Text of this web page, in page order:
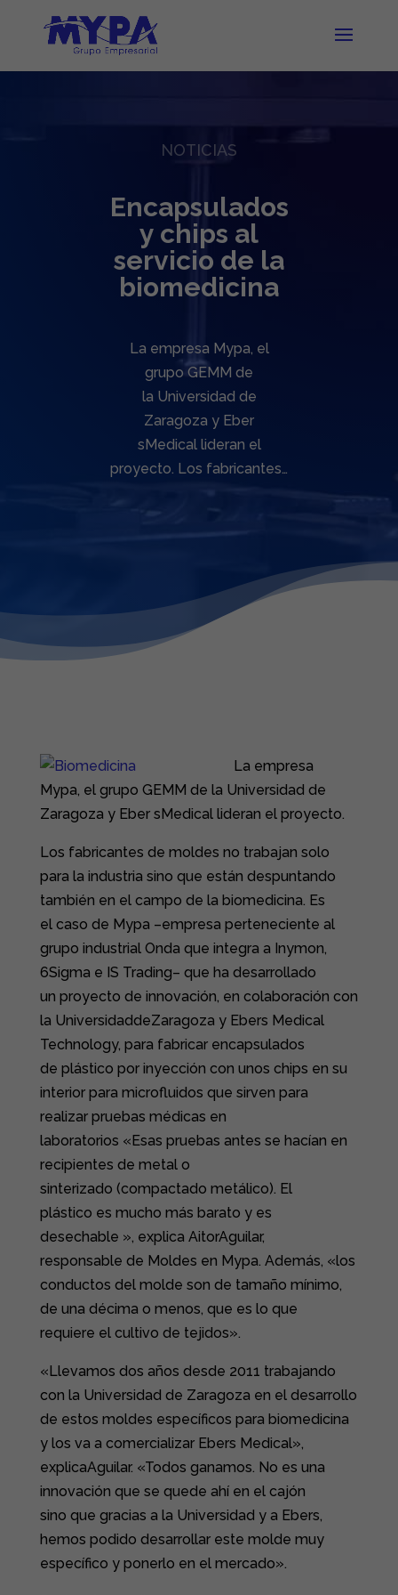
NOTICIAS
Encapsulados
y chips al
servicio de la
biomedicina
La empresa Mypa, el
grupo GEMM de
la Universidad de
Zaragoza y Eber
sMedical lideran el
proyecto. Los fabricantes…
La empresa
Mypa, el grupo GEMM de la Universidad de
Zaragoza y Eber sMedical lideran el proyecto.
Los fabricantes de moldes no trabajan solo
para la industria sino que están despuntando
también en el campo de la biomedicina. Es
el caso de Mypa –empresa perteneciente al
grupo industrial Onda que integra a Inymon,
6Sigma e IS Trading– que ha desarrollado
un proyecto de innovación, en colaboración con
la UniversidaddeZaragoza y Ebers Medical
Technology, para fabricar encapsulados
de plástico por inyección con unos chips en su
interior para microfluidos que sirven para
realizar pruebas médicas en
laboratorios «Esas pruebas antes se hacían en
recipientes de metal o
sinterizado (compactado metálico). El
plástico es mucho más barato y es
desechable », explica AitorAguilar,
responsable de Moldes en Mypa. Además, «los
conductos del molde son de tamaño mínimo,
de una décima o menos, que es lo que
requiere el cultivo de tejidos».
«Llevamos dos años desde 2011 trabajando
con la Universidad de Zaragoza en el desarrollo
de estos moldes específicos para biomedicina
y los va a comercializar Ebers Medical»,
explicaAguilar. «Todos ganamos. No es una
innovación que se quede ahí en el cajón
sino que gracias a la Universidad y a Ebers,
hemos podido desarrollar este molde muy
específico y ponerlo en el mercado».